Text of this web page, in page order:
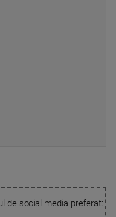
de social media preferat: